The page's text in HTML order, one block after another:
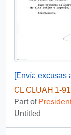
[Envía excusas
CL CLUAH 1-
Part of
Untitled